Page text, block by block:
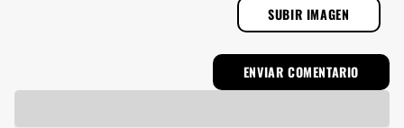
SUBIR IMAGEN